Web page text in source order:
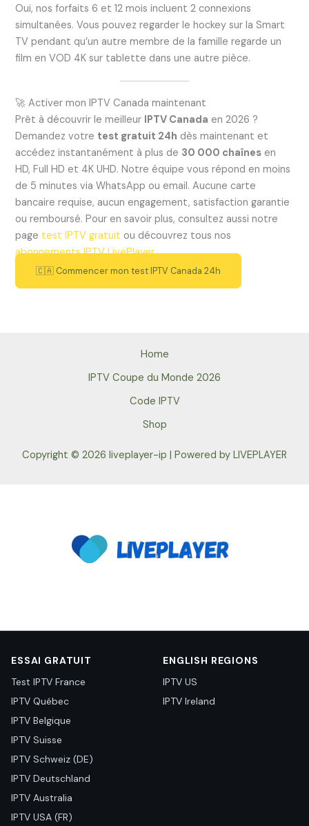
Oui, nos forfaits 6 et 12 mois incluent 2 connexions
simultanées. Vous pouvez regarder le hockey sur la Smart
TV pendant qu’un autre membre de la famille regarde un
film en VOD 4K sur tablette dans une autre pièce.
🚀 Activer mon IPTV Canada maintenant
Prêt à découvrir le meilleur IPTV Canada en 2026 ?
Demandez votre test gratuit 24h dès maintenant et
accédez instantanément à plus de 30 000 chaînes en
HD, Full HD et 4K UHD. Notre équipe vous répond en moins
de 5 minutes via WhatsApp ou email. Aucune carte
bancaire requise, aucun engagement, satisfaction garantie
ou remboursé. Pour en savoir plus, consultez aussi notre
page test IPTV gratuit ou découvrez tous nos
abonnements IPTV LivePlayer.
🇨🇦 Commencer mon test IPTV Canada 24h
Home
IPTV Coupe du Monde 2026
Code IPTV
Shop
Copyright © 2026 liveplayer-ip | Powered by LIVEPLAYER
ESSAI GRATUIT
Test IPTV France
IPTV Québec
IPTV Belgique
IPTV Suisse
IPTV Schweiz (DE)
IPTV Deutschland
IPTV Australia
IPTV USA (FR)
ENGLISH REGIONS
IPTV US
IPTV Ireland